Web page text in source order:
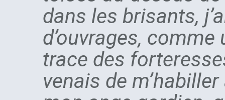
dans les brisants,
d’ouvrages,
trace des
venais de